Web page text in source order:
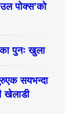
पोक्स’को
पुनः खुला
सयभन्दा
खेलाडी